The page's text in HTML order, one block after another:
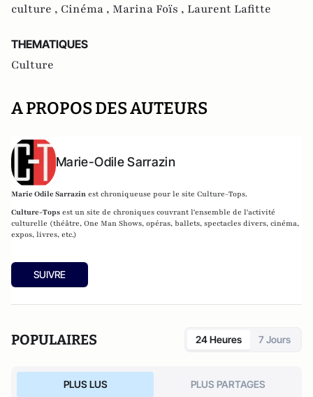
culture , Cinéma , Marina Foïs , Laurent Lafitte
THEMATIQUES
Culture
A PROPOS DES AUTEURS
Marie-Odile Sarrazin
Marie Odile Sarrazin est chroniqueuse pour le site Culture-Tops.
Culture-Tops est un site de chroniques couvrant l'ensemble de l'activité
culturelle (théâtre, One Man Shows, opéras, ballets, spectacles divers, cinéma,
expos, livres, etc.)
SUIVRE
POPULAIRES 24 Heures 7 Jours
PLUS LUS PLUS PARTAGES